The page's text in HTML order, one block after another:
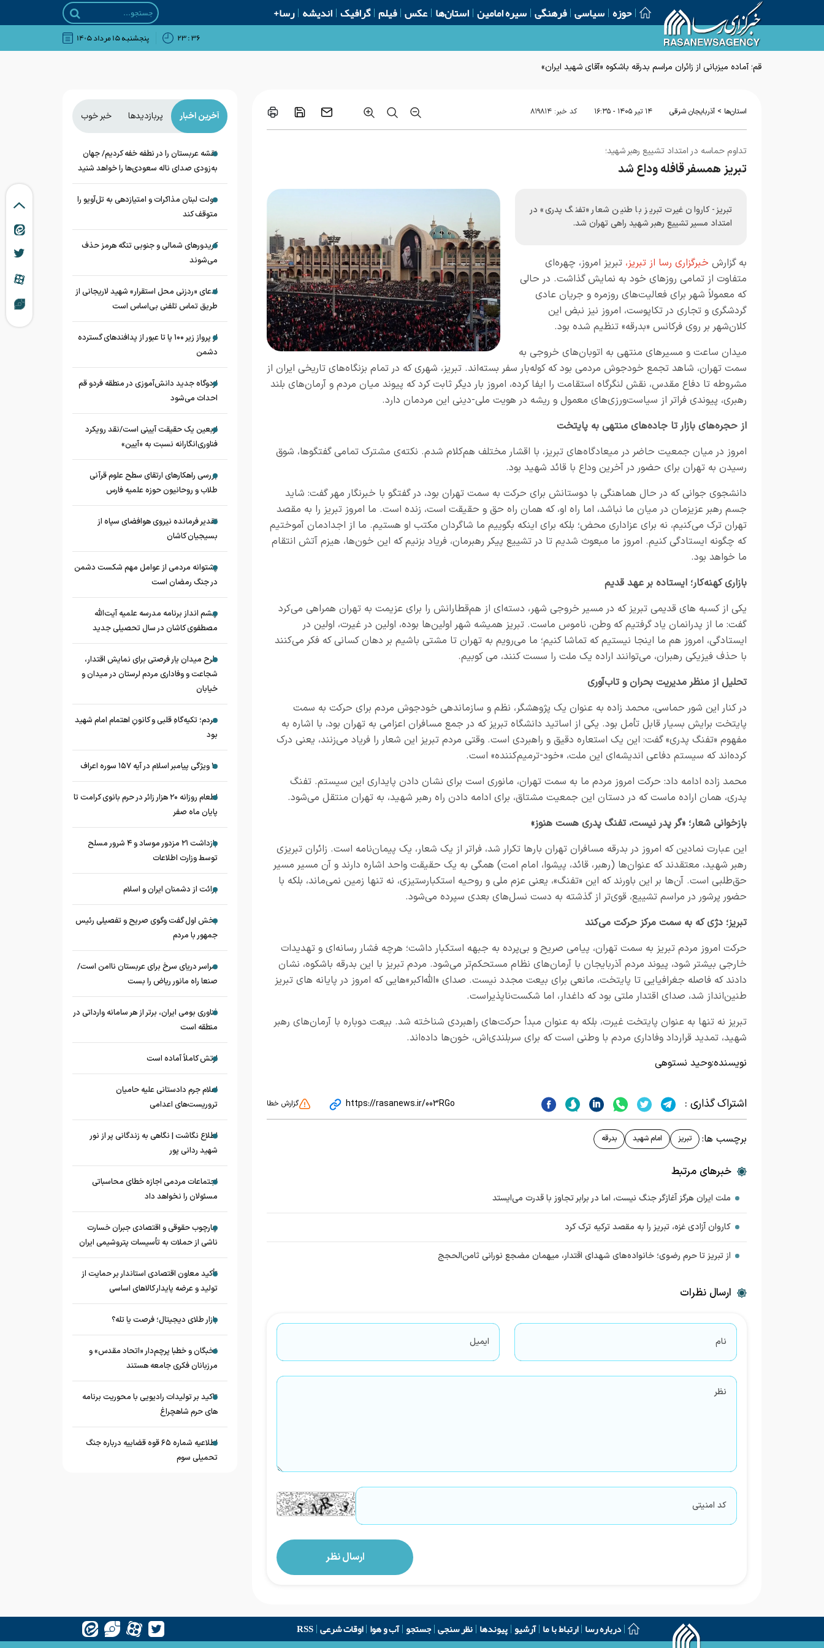
حوزه سیاسی فرهنگی سیره امامین استان‌ها عکس فیلم گرافیک اندیشه رسا+
۳۶ : ۲۳ پنجشنبه ۱۵ مرداد ۱۴۰۵
قم؛ آماده میزبانی از زائران مراسم بدرقه باشکوه «آقای شهید ایران»
استان‌ها > آذربایجان شرقی ۱۴ تير ۱۴۰۵ - ۱۶:۳۵ کد خبر: ۸۱۹۸۱۴
تداوم حماسه در امتداد تشییع رهبر شهید؛
تبریز همسفر قافله‌ وداع شد
تبریز- کاروان غیرت تبریز با طنین شعار «تفنگ پدری» در
امتداد مسیر تشییع رهبر شهید راهی تهران شد.
به گزارش خبرگزاری رسا از تبریز، تبریز امروز، چهره‌ای
متفاوت از تمامی روزهای خود به نمایش گذاشت. در حالی
که معمولاً شهر برای فعالیت‌های روزمره و جریان عادی
گردشگری و تجاری در تکاپوست، امروز نیز نبض این
کلان‌شهر بر روی فرکانس «بدرقه» تنظیم شده بود.
میدان ساعت و مسیرهای منتهی به اتوبان‌های خروجی به
سمت تهران، شاهد تجمع خودجوش مردمی بود که کوله‌بار سفر بسته‌اند. تبریز، شهری که در تمام بزنگاه‌های تاریخی ایران از
مشروطه تا دفاع مقدس، نقش لنگرگاه استقامت را ایفا کرده، امروز بار دیگر ثابت کرد که پیوند میان مردم و آرمان‌های بلند
رهبری، پیوندی فراتر از سیاست‌ورزی‌های معمول و ریشه در هویت ملی-دینی این مردمان دارد.
از حجره‌های بازار تا جاده‌های منتهی به پایتخت
امروز در میان جمعیت حاضر در میعادگاه‌های تبریز، با اقشار مختلف هم‌کلام شدم. نکته‌ی مشترک تمامی گفتگوها، شوق
رسیدن به تهران برای حضور در آخرین وداع با قائد شهید بود.
دانشجوی جوانی که در حال هماهنگی با دوستانش برای حرکت به سمت تهران بود، در گفتگو با خبرنگار مهر گفت: شاید
جسم رهبر عزیزمان در میان ما نباشد، اما راه او، که همان راه حق و حقیقت است، زنده است. ما امروز تبریز را به مقصد
تهران ترک می‌کنیم، نه برای عزاداری محض؛ بلکه برای اینکه بگوییم ما شاگردان مکتب او هستیم. ما از اجدادمان آموختیم
که چگونه ایستادگی کنیم. امروز ما مبعوث شدیم تا در تشییع پیکر رهبرمان، فریاد بزنیم که این خون‌ها، هیزم آتش انتقام
ما خواهد بود.
بازاری کهنه‌کار؛ ایستاده بر عهد قدیم
یکی از کسبه‌ های قدیمی تبریز که در مسیر خروجی شهر، دسته‌ای از هم‌قطارانش را برای عزیمت به تهران همراهی می‌کرد
گفت: ما از پدرانمان یاد گرفتیم که وطن، ناموس ماست. تبریز همیشه شهر اولین‌ها بوده، اولین در غیرت، اولین در
ایستادگی، امروز هم ما اینجا نیستیم که تماشا کنیم؛ ما می‌رویم به تهران تا مشتی باشیم بر دهان کسانی که فکر می‌کنند
با حذف فیزیکی رهبران، می‌توانند اراده‌ یک ملت را سست کنند، می کوبیم.
تحلیل از منظر مدیریت بحران و تاب‌آوری
در کنار این شور حماسی، محمد زاده به عنوان یک پژوهشگر، نظم و سازماندهی خودجوش مردم برای حرکت به سمت
پایتخت برایش بسیار قابل تأمل بود. یکی از اساتید دانشگاه تبریز که در جمع مسافران اعزامی به تهران بود، با اشاره به
مفهوم «تفنگ پدری» گفت: این یک استعاره‌ دقیق و راهبردی است. وقتی مردم تبریز این شعار را فریاد می‌زنند، یعنی درک
کرده‌اند که سیستم دفاعی اندیشه‌ای این ملت، «خود-ترمیم‌کننده» است.
محمد زاده ادامه داد: حرکت امروز مردم ما به سمت تهران، مانوری است برای نشان دادن پایداری این سیستم. تفنگ
پدری، همان اراده‌ ماست که در دستان این جمعیت مشتاق، برای ادامه دادن راه رهبر شهید، به تهران منتقل می‌شود.
بازخوانی شعار؛ «گر پدر نیست، تفنگ پدری هست هنوز»
این عبارت نمادین که امروز در بدرقه‌ مسافران تهران بارها تکرار شد، فراتر از یک شعار، یک پیمان‌نامه است. زائران تبریزی
رهبر شهید، معتقدند که عنوان‌ها (رهبر، قائد، پیشوا، امام امت) همگی به یک حقیقت واحد اشاره دارند و آن مسیر مسیر
حق‌طلبی است. آن‌ها بر این باورند که این «تفنگ»، یعنی عزم ملی و روحیه استکبارستیزی، نه تنها زمین نمی‌ماند، بلکه با
حضور پرشور در مراسم تشییع، قوی‌تر از گذشته به دست نسل‌های بعدی سپرده می‌شود.
تبریز؛ دژی که به سمت مرکز حرکت می‌کند
حرکت امروز مردم تبریز به سمت تهران، پیامی صریح و بی‌پرده به جبهه استکبار داشت؛ هرچه فشار رسانه‌ای و تهدیدات
خارجی بیشتر شود، پیوند مردم آذربایجان با آرمان‌های نظام مستحکم‌تر می‌شود. مردم تبریز با این بدرقه‌ باشکوه، نشان
دادند که فاصله جغرافیایی تا پایتخت، مانعی برای بیعت مجدد نیست. صدای «الله‌اکبر»هایی که امروز در پایانه های تبریز
طنین‌انداز شد، صدای اقتدار ملتی بود که داغدار، اما شکست‌ناپذیراست.
تبریز نه تنها به عنوان پایتخت غیرت، بلکه به عنوان مبدأ حرکت‌های راهبردی شناخته شد. بیعت دوباره با آرمان‌های رهبر
شهید، تمدید قرارداد وفاداری مردم با وطنی است که برای سربلندی‌اش، خون‌ها داده‌اند.
نویسنده:وحید نستوهی
اشتراک گذاری : https://rasanews.ir/003RGo گزارش خطا
برچسب ها: تبریز امام شهید بدرقه
خبرهای مرتبط
ملت ایران هرگز آغازگر جنگ نیست، اما در برابر تجاوز با قدرت می‌ایستد
کاروان آزادی غزه، تبریز را به مقصد ترکیه ترک کرد
از تبریز تا حرم رضوی؛ خانواده‌های شهدای اقتدار، میهمان مضجع نورانی ثامن‌الحجج
ارسال نظرات
آخرین اخبار پربازدیدها خبر خوب
نقشه عربستان را در نطفه خفه کردیم/ جهان
به‌زودی صدای ناله سعودی‌ها را خواهد شنید
دولت لبنان مذاکرات و امتیازدهی به تل‌آویو را
متوقف کند
کریدورهای شمالی و جنوبی تنگه هرمز حذف
می‌شوند
ادعای «ردزنی محل استقرار» شهید لاریجانی از
طریق تماس تلفنی بی‌اساس است
از پرواز زیر ۱۰۰ پا تا عبور از پدافند‌های گسترده
دشمن
اردوگاه جدید دانش‌آموزی در منطقه فردو قم
احداث می‌شود
اربعین یک حقیقت آیینی است/نقد رویکرد
فناوری‌انگارانه نسبت به «آیین»
بررسی راهکارهای ارتقای سطح علوم قرآنی
طلاب و روحانیون حوزه علمیه فارس
تقدیر فرمانده نیروی هوافضای سپاه از
بسیجیان کاشان
پشتوانه مردمی از عوامل مهم شکست دشمن
در جنگ رمضان است
چشم‌ انداز برنامه مدرسه علمیه آیت‌الله
مصطفوی کاشان در سال تحصیلی جدید
طرح میدان یار فرصتی برای نمایش اقتدار،
شجاعت و وفاداری مردم لرستان در میدان و
خیابان
مردم؛ تکیه‌گاهِ قلبی و کانونِ اهتمام امام شهید
بود
۱۰ ویژگی پیامبر اسلام در آیه ۱۵۷ سوره اعراف
اطعام روزانه ۲۰ هزار زائر در حرم بانوی کرامت تا
پایان ماه صفر
بازداشت ۲۱ مزدور موساد و ۴ شرور مسلح
توسط وزارت اطلاعات
برائت از دشمنان ایران و اسلام
بخش اول گفت وگوی صریح و تفصیلی رئیس
جمهور با مردم
سراسر دریای سرخ برای عربستان ناامن است/
صنعا راه مانور ریاض را بست
فناوری بومی ایران، برتر از هر سامانه وارداتی در
منطقه است
ارتش کاملاً آماده است
اعلام جرم دادستانی علیه حامیان
تروریست‌های اعدامی
اطلاع نگاشت | نگاهی به زندگانی پر از نور
شهید ردانی پور
اجتماعات مردمی اجازه خطای محاسباتی
مسئولان را نخواهد داد
چارچوب حقوقی و اقتصادی جبران خسارت
ناشی از حملات به تأسیسات پتروشیمی ایران
تأکید معاون اقتصادی استاندار بر حمایت از
تولید و عرضه پایدار کالاهای اساسی
بازار طلای دیجیتال؛ فرصت یا تله؟
نخبگان و خطبا پرچم‌دار «اتحاد مقدس» و
مرزبانان فکری جامعه هستند
تاکید بر تولیدات رادیویی با محوریت برنامه
های حرم شاهچراغ
اطلاعیه شماره ۶۵ قوه قضاییه درباره جنگ
تحمیلی سوم
درباره رسا ارتباط با ما آرشیو پیوندها نظر سنجی جستجو آب و هوا اوقات شرعی RSS